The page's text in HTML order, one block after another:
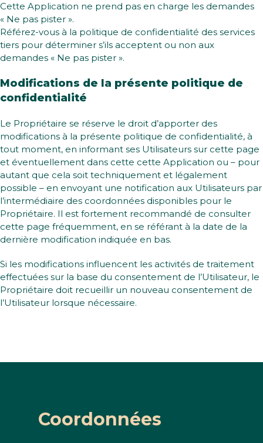
Cette Application ne prend pas en charge les demandes
« Ne pas pister ».
Référez-vous à la politique de confidentialité des services
tiers pour déterminer s’ils acceptent ou non aux
demandes « Ne pas pister ».
Modifications de la présente politique de
confidentialité
Le Propriétaire se réserve le droit d’apporter des
modifications à la présente politique de confidentialité, à
tout moment, en informant ses Utilisateurs sur cette page
et éventuellement dans cette cette Application ou – pour
autant que cela soit techniquement et légalement
possible – en envoyant une notification aux Utilisateurs par
l’intermédiaire des coordonnées disponibles pour le
Propriétaire. Il est fortement recommandé de consulter
cette page fréquemment, en se référant à la date de la
dernière modification indiquée en bas.
Si les modifications influencent les activités de traitement
effectuées sur la base du consentement de l’Utilisateur, le
Propriétaire doit recueillir un nouveau consentement de
l’Utilisateur lorsque nécessaire.
Coordonnées